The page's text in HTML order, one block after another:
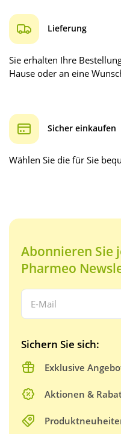
Lieferung
Sie erhalten Ihre
Hause oder an eine
Sicher einkaufen
Wählen Sie die für Sie
Abonnieren Sie
Pharmeo
Ihre E-Mail Adresse:
Sichern Sie sich:
Exklusive
Aktionen &